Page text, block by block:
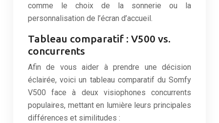
comme le choix de la sonnerie ou la
personnalisation de l’écran d’accueil.
Tableau comparatif : V500 vs.
concurrents
Afin de vous aider à prendre une décision
éclairée, voici un tableau comparatif du Somfy
V500 face à deux visiophones concurrents
populaires, mettant en lumière leurs principales
différences et similitudes :